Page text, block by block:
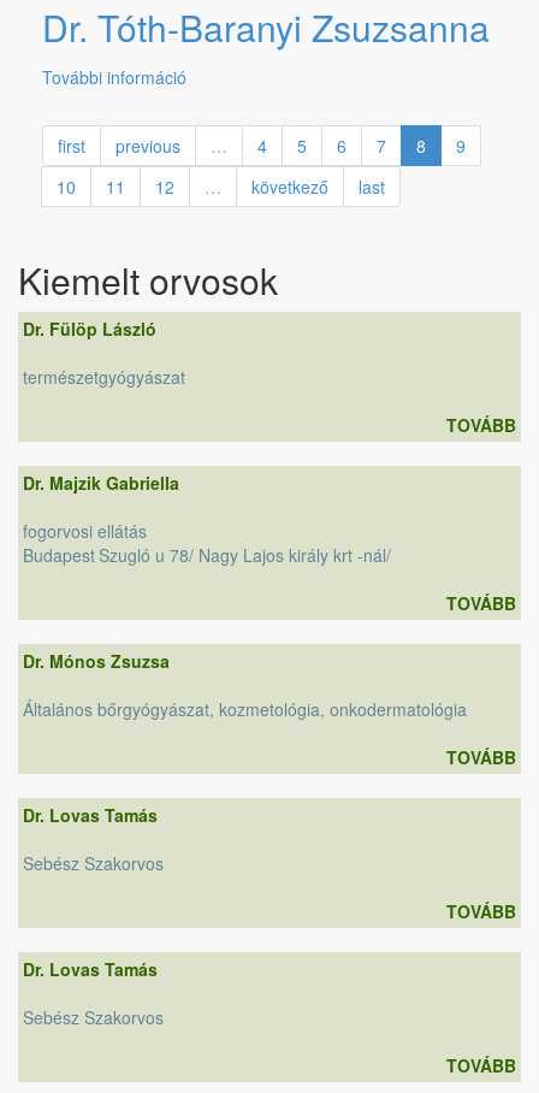
tartalommal
kapcsolatosan
Dr. Tóth-Baranyi Zsuzsanna
További információ
Baranyi
Zsuzsanna
tartalommal
kapcsolatosan
first previous … 4 5 6 7 8
9
10
11 12 … következő last
Kiemelt orvosok
Dr. Fülöp László
természetgyógyászat
TOVÁBB
Dr. Majzik Gabriella
fogorvosi ellátás
Budapest Szugló u 78/ Nagy Lajos király krt -nál/
TOVÁBB
Dr. Mónos Zsuzsa
Általános bőrgyógyászat, kozmetológia, onkodermatológia
TOVÁBB
Dr. Lovas Tamás
Sebész Szakorvos
TOVÁBB
Dr. Lovas Tamás
Sebész Szakorvos
TOVÁBB